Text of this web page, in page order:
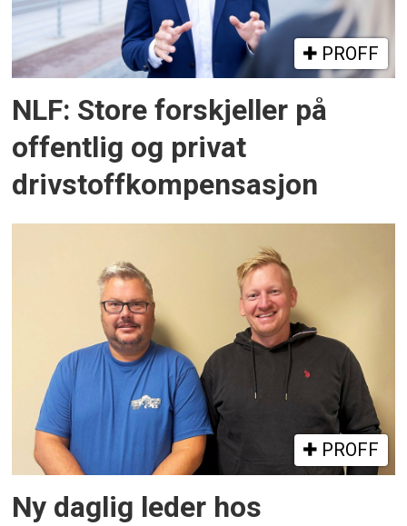
PROFF
NLF: Store forskjeller på
offentlig og privat
drivstoffkompensasjon
PROFF
Ny daglig leder hos